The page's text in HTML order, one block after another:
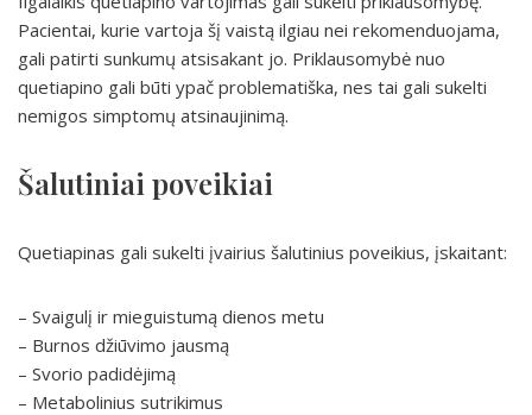
Pacientai, kurie vartoja šį vaistą ilgiau nei rekomenduojama,
gali patirti sunkumų atsisakant jo. Priklausomybė nuo
quetiapino gali būti ypač problematiška, nes tai gali sukelti
nemigos simptomų atsinaujinimą.
Šalutiniai poveikiai
Quetiapinas gali sukelti įvairius šalutinius poveikius, įskaitant:
– Svaigulį ir mieguistumą dienos metu
– Burnos džiūvimo jausmą
– Svorio padidėjimą
– Metabolinius sutrikimus